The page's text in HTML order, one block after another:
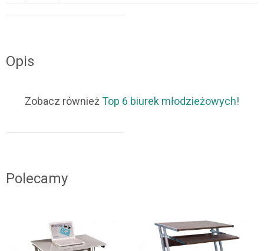
Opis
Zobacz również Top 6 biurek młodzieżowych!
Polecamy